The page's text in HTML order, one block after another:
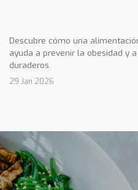
Descubre cómo una
ayuda a prevenir la obesidad y
duraderos.
29 Jan 2026